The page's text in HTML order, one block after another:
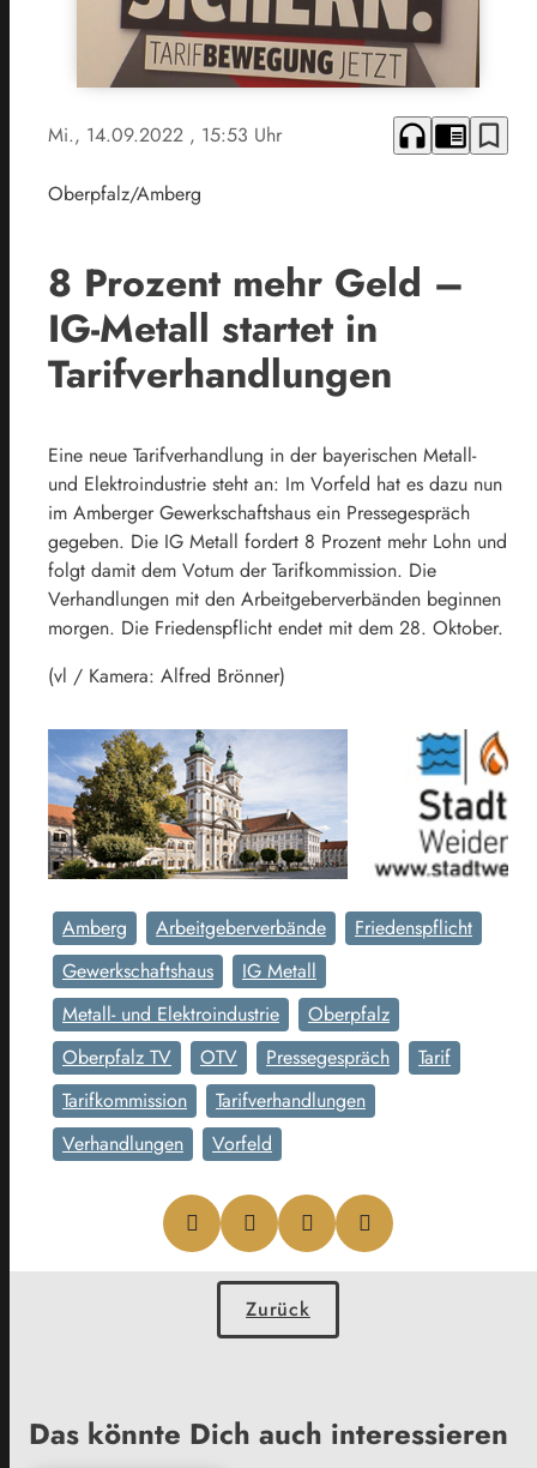
Mi., 14.09.2022 , 15:53 Uhr headphones chrome_reader_mode bookmark_border
Oberpfalz/Amberg
8 Prozent mehr Geld –
IG-Metall startet in
Tarifverhandlungen
Eine neue Tarifverhandlung in der bayerischen Metall-
und Elektroindustrie steht an: Im Vorfeld hat es dazu nun
im Amberger Gewerkschaftshaus ein Pressegespräch
gegeben. Die IG Metall fordert 8 Prozent mehr Lohn und
folgt damit dem Votum der Tarifkommission. Die
Verhandlungen mit den Arbeitgeberverbänden beginnen
morgen. Die Friedenspflicht endet mit dem 28. Oktober.
(vl / Kamera: Alfred Brönner)
Amberg Arbeitgeberverbände
Friedenspflicht
Gewerkschaftshaus
IG Metall
Metall- und Elektroindustrie
Oberpfalz
Oberpfalz TV
OTV Pressegespräch
Tarif
Tarifkommission
Tarifverhandlungen
Verhandlungen
Vorfeld
Zurück
Das könnte Dich auch interessieren